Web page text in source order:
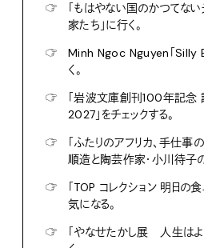
☞
「もはやない国のかつてな
家たち」に行く。
☞
Minh Ngoc Nguyen「Silly
く。
☞
「岩波文庫創刊100年記念
2027」をチェックする。
☞
「ふたりのアフリカ、手仕
順造と陶芸作家・小川待子の
☞
「TOP コレクション 明日の
気になる。
☞
「やなせたかし展 人生はよ